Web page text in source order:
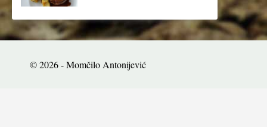
© 2026 - Momčilo Antonijević